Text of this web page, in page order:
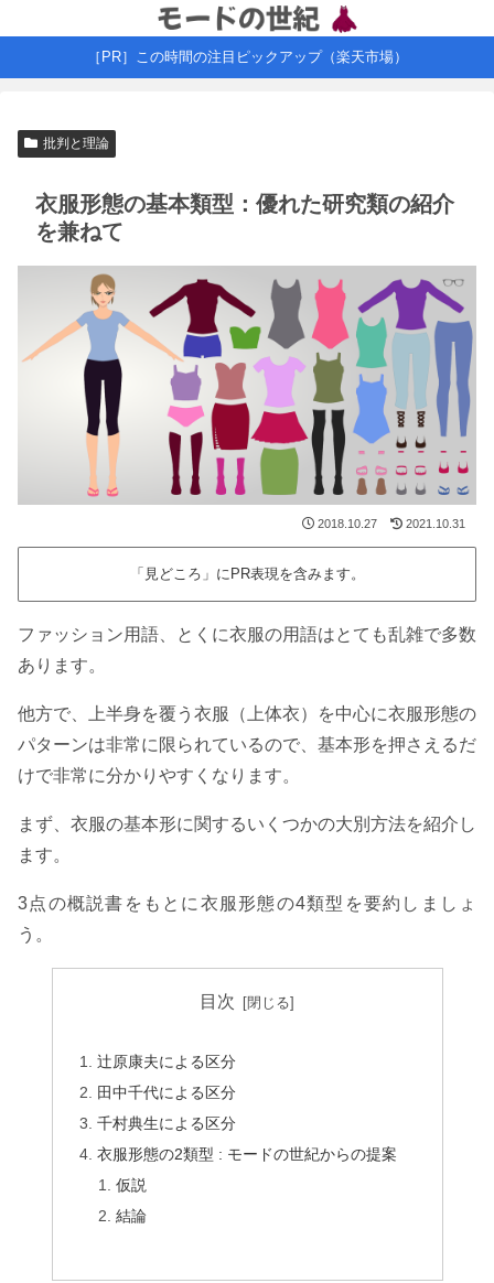
［PR］この時間の注目ピックアップ（楽天市場）
批判と理論
衣服形態の基本類型：優れた研究類の紹介
を兼ねて
2018.10.27 2021.10.31
「見どころ」にPR表現を含みます。
ファッション用語、とくに衣服の用語はとても乱雑で多数
あります。
他方で、上半身を覆う衣服（上体衣）を中心に衣服形態の
パターンは非常に限られているので、基本形を押さえるだ
けで非常に分かりやすくなります。
まず、衣服の基本形に関するいくつかの大別方法を紹介し
ます。
3点の概説書をもとに衣服形態の4類型を要約しましょ
う。
目次
辻原康夫による区分
田中千代による区分
千村典生による区分
衣服形態の2類型 : モードの世紀からの提案
仮説
結論